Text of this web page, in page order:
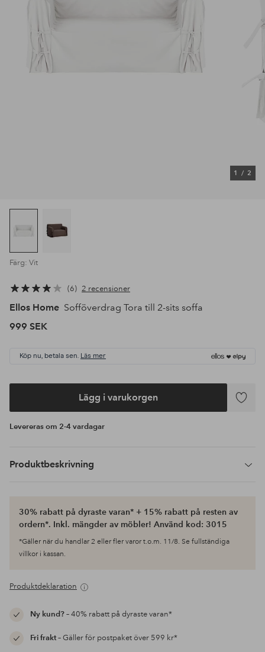
1 / 2
Färg: Vit
6 2 recensioner
Ellos Home Sofföverdrag Tora till 2-sits soffa
999 SEK
Köp nu, betala sen. Läs mer
Lägg i varukorgen
Lägg
Levereras om 2-4 vardagar
Produktbeskrivning
30% rabatt på dyraste varan* + 15% rabatt på resten av
ordern*. Inkl. mängder av möbler! Använd kod: 3015
*Gäller när du handlar 2 eller fler varor t.o.m. 11/8. Se fullständiga
villkor i kassan.
Produktdeklaration
Ny kund?– 40% rabatt på dyraste varan*
Fri frakt– Gäller för postpaket över 599 kr*